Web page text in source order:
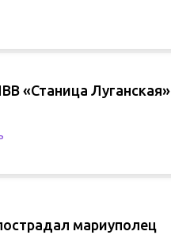
«Станица Луганская»
мариуполец